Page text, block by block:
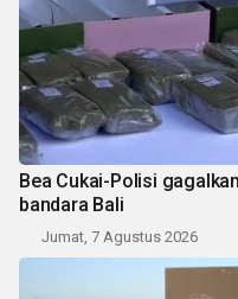
Bea Cukai-Polisi
bandara Bali
Jumat, 7 Agustus 2026